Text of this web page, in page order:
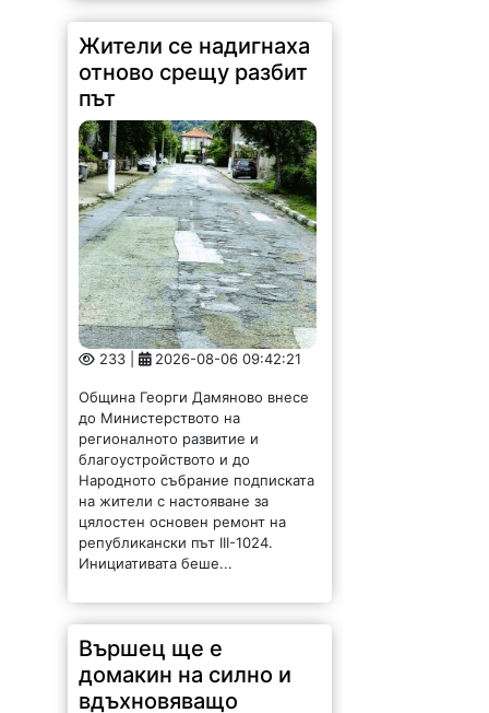
Жители се надигнаха
отново срещу разбит
път
233 | 2026-08-06 09:42:21
Община Георги Дамяново внесе
регионалното развитие и
благоустройството и до
Народното събрание подписката
на жители с настояване за
цялостен основен ремонт на
републикански път III-1024.
Инициативата беше...
Вършец ще е
домакин на силно и
вдъхновяващо
спортно събитие